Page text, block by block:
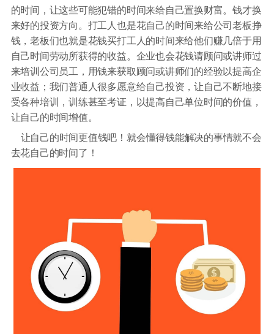
的时间，让这些可能犯错的时间来给自己置换财富。钱才换
来好的投资方向。打工人也是花自己的时间来给公司老板挣
钱，老板们也就是花钱买打工人的时间来给他们赚几倍于用
自己时间劳动所获得的收益。企业也会花钱请顾问或讲师过
来培训公司员工，用钱来获取顾问或讲师们的经验以提高企
业收益；我们普通人很多愿意给自己投资，让自己不断地接
受各种培训，训练甚至考证，以提高自己单位时间的价值，
让自己的时间增值。
让自己的时间更值钱吧！就会懂得钱能解决的事情就不会
去花自己的时间了！